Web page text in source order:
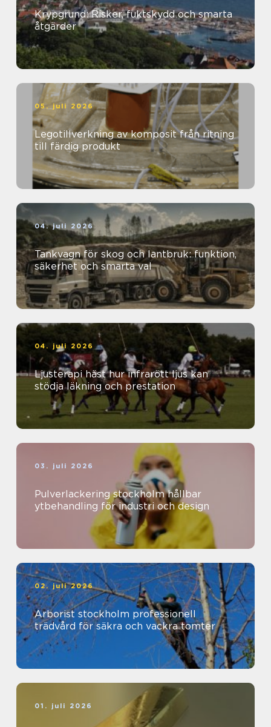
Krypgrund: Risker, fuktskydd och smarta
åtgärder
05. juli 2026
Legotillverkning av komposit från ritning
till färdig produkt
04. juli 2026
Tankvagn för skog och lantbruk: funktion,
säkerhet och smarta val
04. juli 2026
Ljusterapi häst hur infrarött ljus kan
stödja läkning och prestation
03. juli 2026
Pulverlackering stockholm hållbar
ytbehandling för industri och design
02. juli 2026
Arborist stockholm professionell
trädvård för säkra och vackra tomter
01. juli 2026